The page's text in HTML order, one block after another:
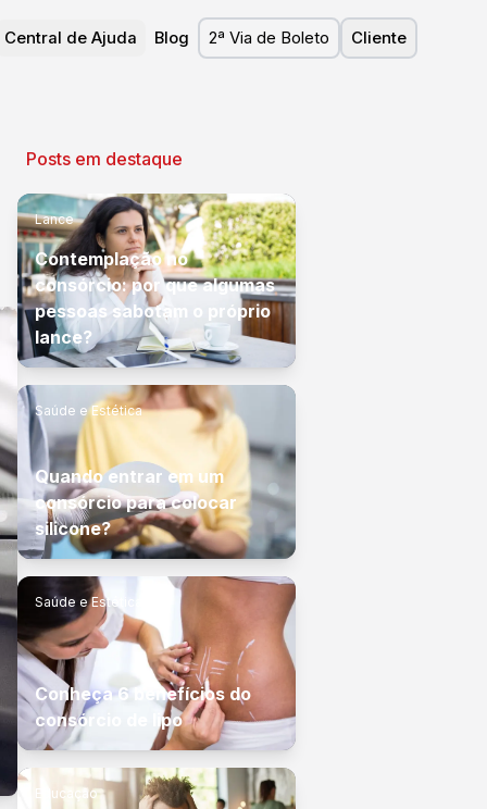
Central de Ajuda Blog 2ª Via de Boleto Cliente
Posts em destaque
Lance
Contemplação no
consórcio: por que algumas
pessoas sabotam o próprio
lance?
Saúde e Estética
Quando entrar em um
consórcio para colocar
silicone?
Saúde e Estética
Conheça 6 benefícios do
consórcio de lipo
Educação